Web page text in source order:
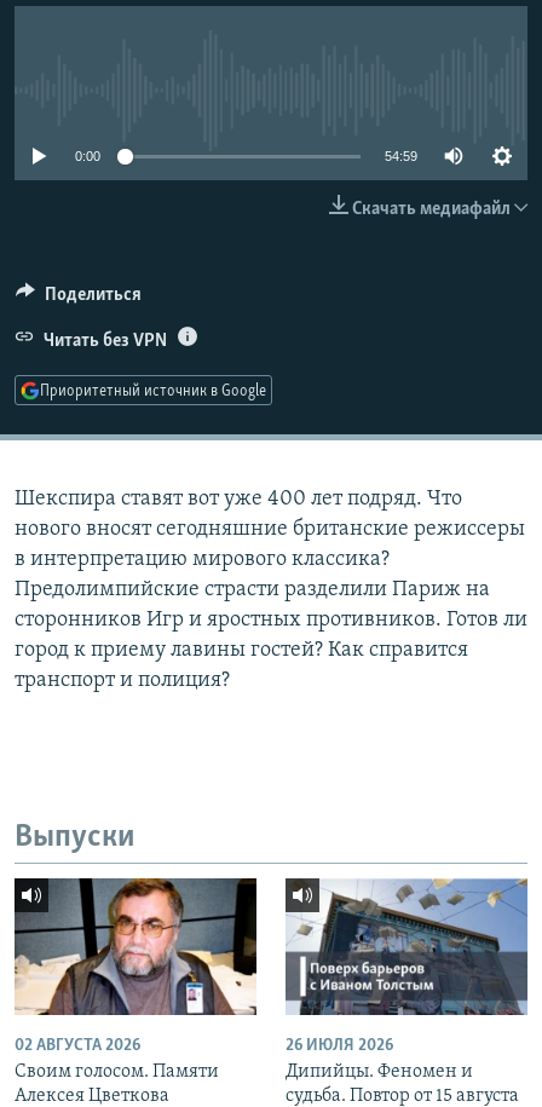
0:00 54:59
Скачать медиафайл
Поделиться
Читать без VPN
Приоритетный источник в Google
Шекспира ставят вот уже 400 лет подряд. Что
нового вносят сегодняшние британские режиссеры
в интерпретацию мирового классика?
Предолимпийские страсти разделили Париж на
сторонников Игр и яростных противников. Готов ли
город к приему лавины гостей? Как справится
транспорт и полиция?
Выпуски
02 АВГУСТА 2026
Своим голосом. Памяти
Алексея Цветкова
26 ИЮЛЯ 2026
Дипийцы. Феномен и
судьба. Повтор от 15 августа